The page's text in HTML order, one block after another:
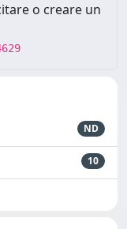
o creare un
ND
10